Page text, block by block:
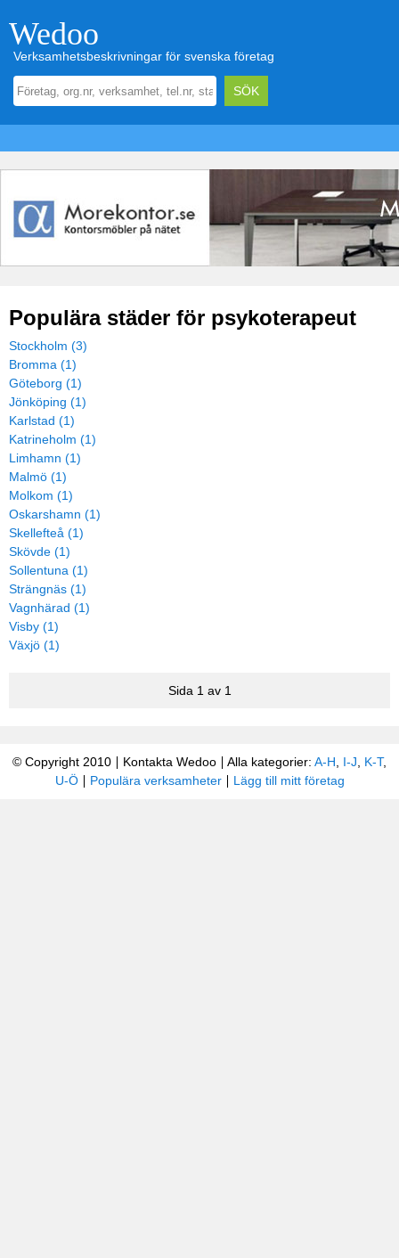
Wedoo
Verksamhetsbeskrivningar för svenska företag
Populära städer för psykoterapeut
Stockholm (3)
Bromma (1)
Göteborg (1)
Jönköping (1)
Karlstad (1)
Katrineholm (1)
Limhamn (1)
Malmö (1)
Molkom (1)
Oskarshamn (1)
Skellefteå (1)
Skövde (1)
Sollentuna (1)
Strängnäs (1)
Vagnhärad (1)
Visby (1)
Växjö (1)
Sida 1 av 1
© Copyright 2010 Kontakta Wedoo Alla kategorier: A-H I-J K-T,
U-Ö
Populära verksamheter Lägg till mitt företag